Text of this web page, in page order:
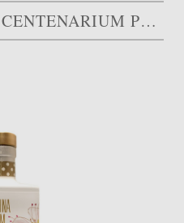
NOBLEZA DEL SUR CENTENARIUM PREMIUM